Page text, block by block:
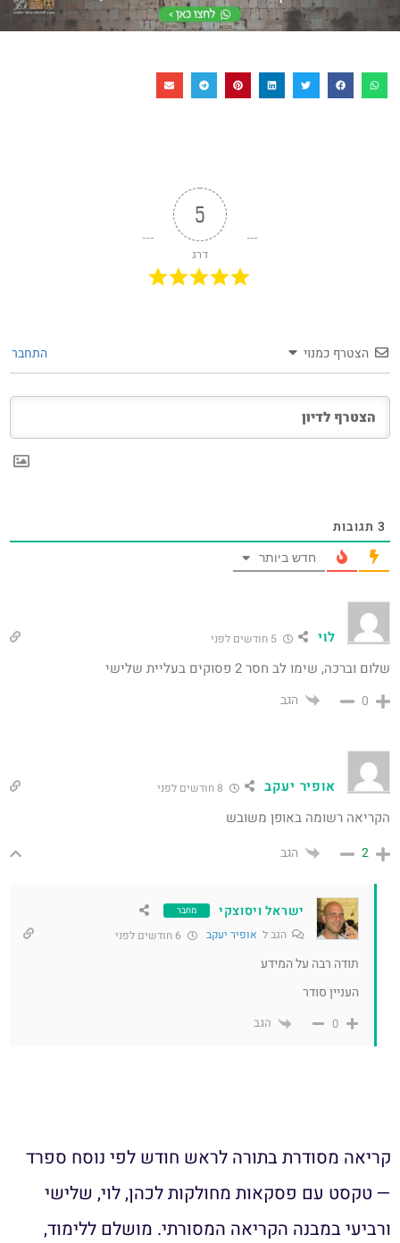
5
דרג
הצטרף כמנוי התחבר
3 תגובות
חדש ביותר
לוי 5 חודשים לפני
שלום וברכה, שימו לב חסר 2 פסוקים בעליית שלישי
0 הגב
אופיר יעקב
הקריאה רשומה באופן משובש
2 הגב
ישראל ויסוצקי מחבר
הגב ל אופיר יעקב
תודה רבה על המידע
העניין סודר
0 הגב
קריאה מסודרת בתורה לראש חודש לפי נוסח ספרד
— טקסט עם פסקאות מחולקות לכהן, לוי, שלישי
ורביעי במבנה הקריאה המסורתי. מושלם ללימוד,